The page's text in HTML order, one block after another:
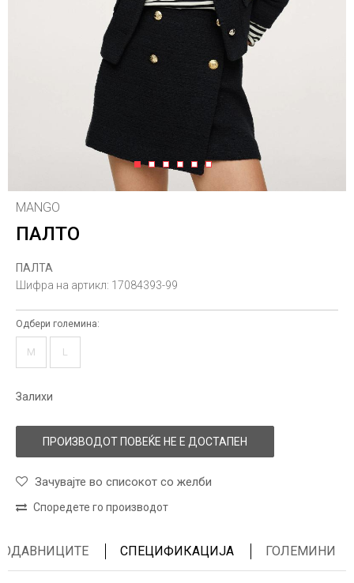
1 2 3 4 5 6
MANGO
ПАЛТО
ПАЛТА
Шифра на артикл: 17084393-99
Одбери големина:
M L
Залихи
ПРОИЗВОДОТ ПОВЕЌЕ НЕ Е ДОСТАПЕН
Зачувајте во списокот со желби
Споредете го производот
СПЕЦИФИКАЦИЈА ГОЛЕМИНИ